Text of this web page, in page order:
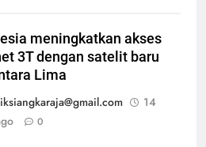
meningkatkan akses
3T dengan satelit baru
Lima
14
0